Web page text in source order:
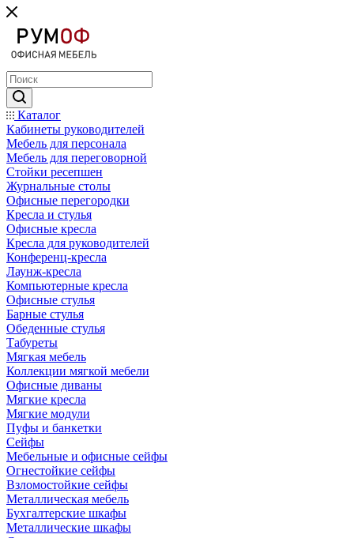
Каталог
Кабинеты руководителей
Мебель для персонала
Мебель для переговорной
Стойки ресепшен
Журнальные столы
Офисные перегородки
Кресла и стулья
Офисные кресла
Кресла для руководителей
Конференц-кресла
Лаунж-кресла
Компьютерные кресла
Офисные стулья
Барные стулья
Обеденные стулья
Табуреты
Мягкая мебель
Коллекции мягкой мебели
Офисные диваны
Мягкие кресла
Мягкие модули
Пуфы и банкетки
Сейфы
Мебельные и офисные сейфы
Огнестойкие сейфы
Взломостойкие сейфы
Металлическая мебель
Бухгалтерские шкафы
Металлические шкафы